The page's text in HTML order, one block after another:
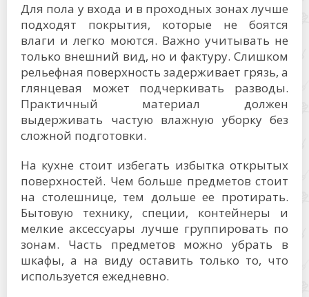
Для пола у входа и в проходных зонах лучше
подходят покрытия, которые не боятся
влаги и легко моются. Важно учитывать не
только внешний вид, но и фактуру. Слишком
рельефная поверхность задерживает грязь, а
глянцевая может подчеркивать разводы.
Практичный материал должен
выдерживать частую влажную уборку без
сложной подготовки.
На кухне стоит избегать избытка открытых
поверхностей. Чем больше предметов стоит
на столешнице, тем дольше ее протирать.
Бытовую технику, специи, контейнеры и
мелкие аксессуары лучше группировать по
зонам. Часть предметов можно убрать в
шкафы, а на виду оставить только то, что
используется ежедневно.